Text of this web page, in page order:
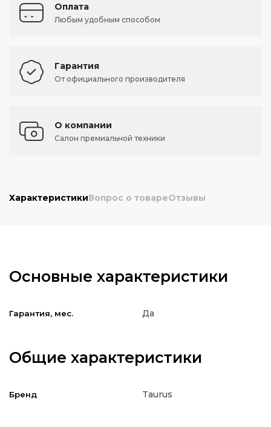
Оплата
Любым удобным способом
Гарантия
От официального производителя
О компании
Салон премиальной техники
ХарактеристикиВопрос о товареОтзывы
Основные характеристики
Гарантия, мес. Да
Общие характеристики
Бренд Taurus